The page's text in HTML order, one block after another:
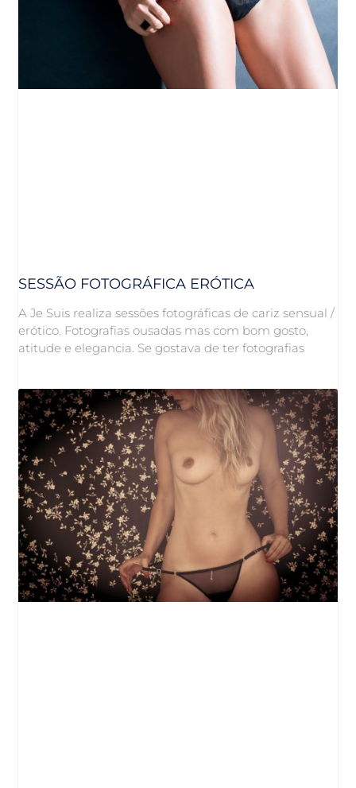
SESSÃO FOTOGRÁFICA ERÓTICA
A Je Suis realiza sessões fotográficas de cariz sensual /
erótico. Fotografias ousadas mas com bom gosto,
atitude e elegancia. Se gostava de ter fotografias